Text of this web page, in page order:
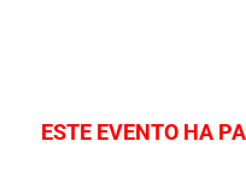
ESTE EVENTO HA